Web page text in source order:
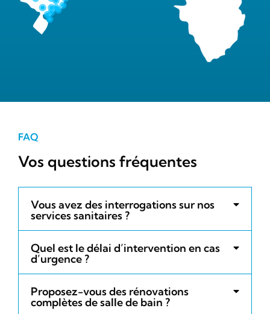
FAQ
Vos questions fréquentes
Vous avez des interrogations sur nos
services sanitaires ?
Quel est le délai d’intervention en cas
d’urgence ?
Proposez-vous des rénovations
complètes de salle de bain ?